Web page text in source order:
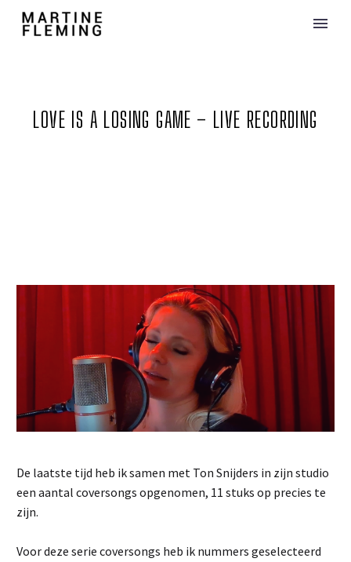
LOVE IS A LOSING GAME – LIVE RECORDING
De laatste tijd heb ik samen met Ton Snijders in zijn studio
een aantal coversongs opgenomen, 11 stuks op precies te
zijn.
Voor deze serie coversongs heb ik nummers geselecteerd